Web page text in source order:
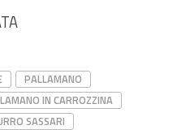
PALLAMANO
IN CARROZZINA
SASSARI